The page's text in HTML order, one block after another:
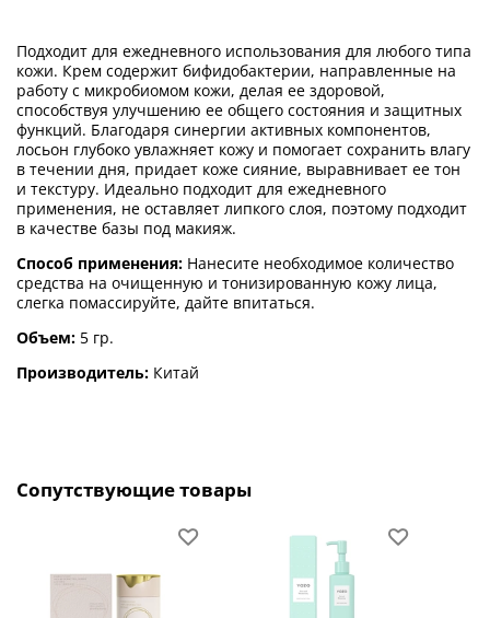
Подходит для ежедневного использования для любого типа
кожи. Крем содержит бифидобактерии, направленные на
работу с микробиомом кожи, делая ее здоровой,
способствуя улучшению ее общего состояния и защитных
функций. Благодаря синергии активных компонентов,
лосьон глубоко увлажняет кожу и помогает сохранить влагу
в течении дня, придает коже сияние, выравнивает ее тон
и текстуру. Идеально подходит для ежедневного
применения, не оставляет липкого слоя, поэтому подходит
в качестве базы под макияж.
Способ применения: Нанесите необходимое количество
средства на очищенную и тонизированную кожу лица,
слегка помассируйте, дайте впитаться.
Объем: 5 гр.
Производитель: Китай
Сопутствующие товары